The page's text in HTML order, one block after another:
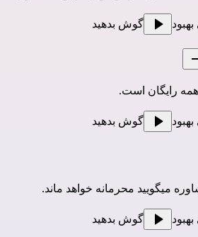
گوش بدهید
رایگان است.
گوش بدهید
میگویید محرمانه خواهد ماند.
گوش بدهید